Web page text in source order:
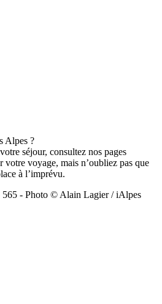
Alpes ?
séjour, consultez nos pages
votre voyage, mais n’oubliez pas que
à l’imprévu.
- Photo © Alain Lagier / iAlpes